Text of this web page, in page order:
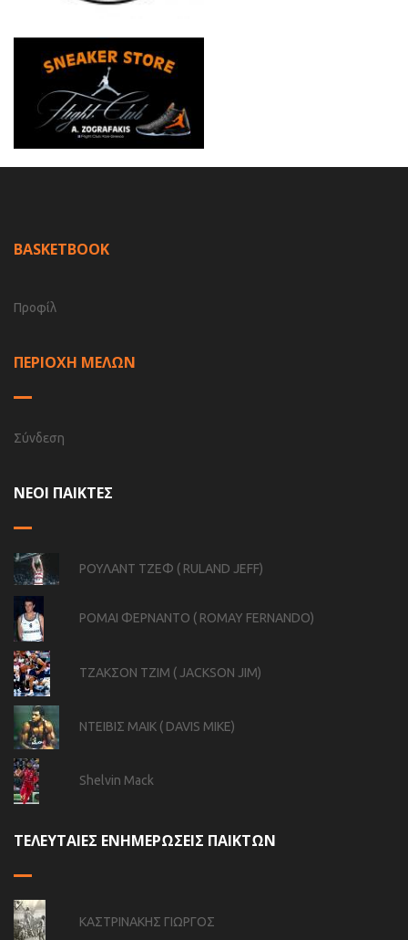
BASKETBOOK
Προφίλ
ΠΕΡΙΟΧΗ ΜΕΛΩΝ
Σύνδεση
ΝΕΟΙ ΠΑΙΚΤΕΣ
ΡΟΥΛΑΝΤ ΤΖΕΦ ( RULAND JEFF)
ΡΟΜΑΙ ΦΕΡΝΑΝΤΟ ( ROMAY FERNANDO)
ΤΖΑΚΣΟΝ ΤΖΙΜ ( JACKSON JIM)
ΝΤΕΙΒΙΣ ΜΑΙΚ ( DAVIS MIKE)
Shelvin Mack
ΤΕΛΕΥΤΑΙΕΣ ΕΝΗΜΕΡΩΣΕΙΣ ΠΑΙΚΤΩΝ
ΚΑΣΤΡΙΝΑΚΗΣ ΓΙΩΡΓΟΣ